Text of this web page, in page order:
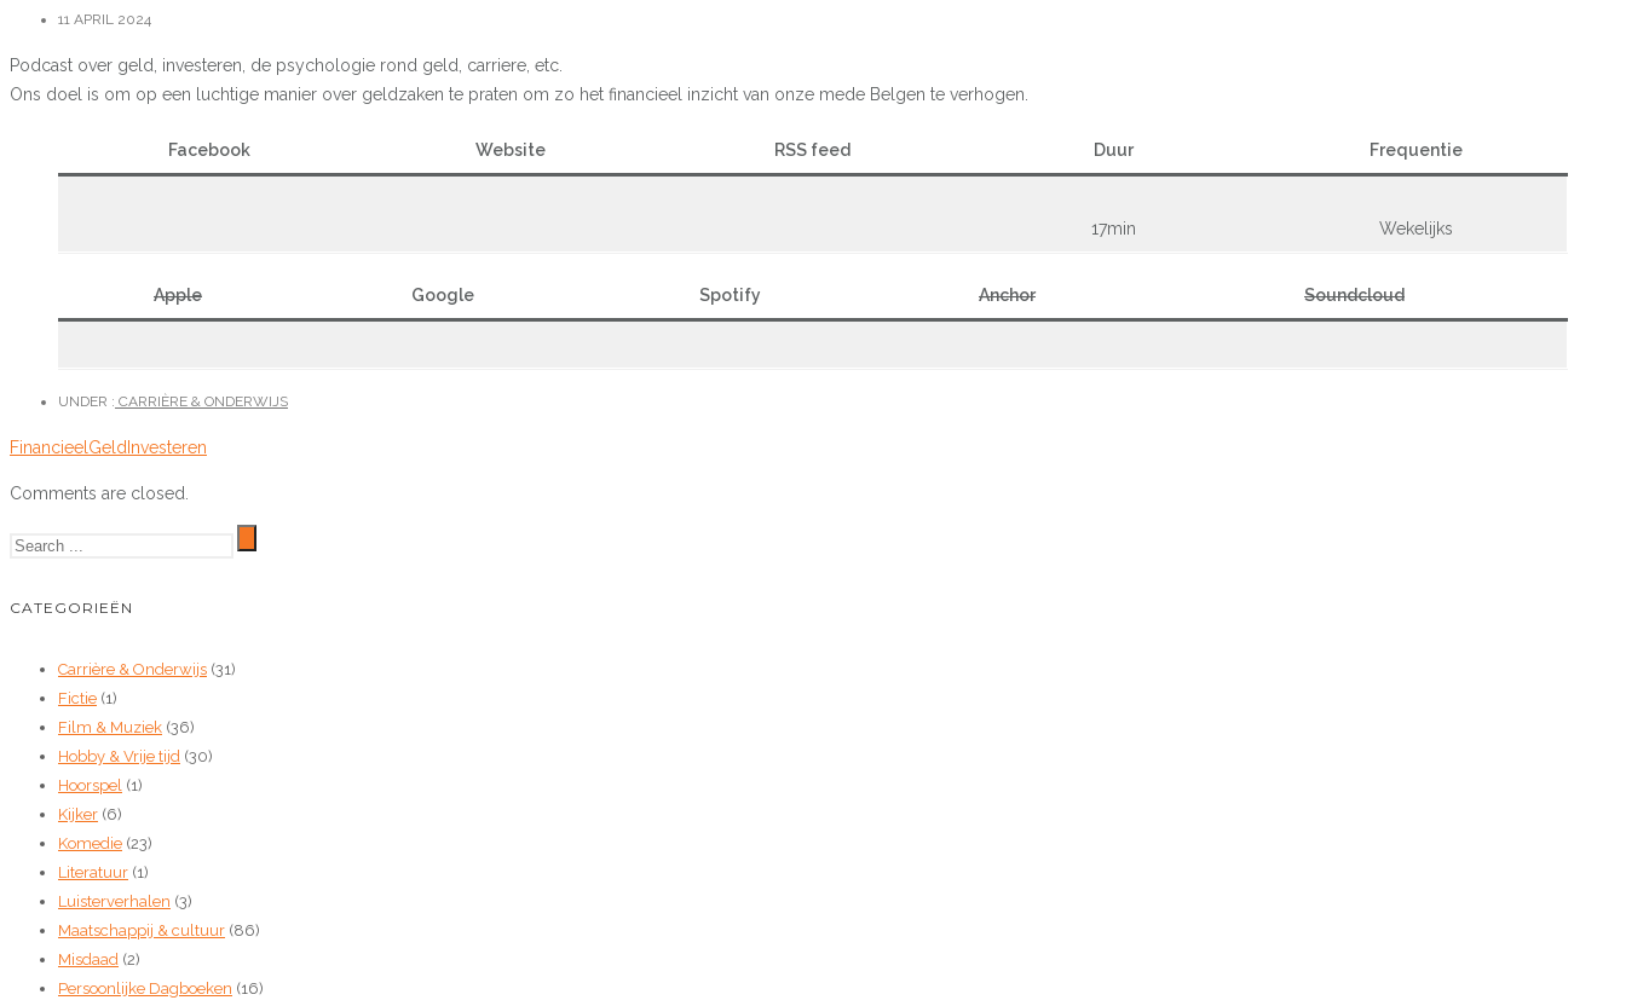
11 APRIL 2024
Podcast over geld, investeren, de psychologie rond geld, carriere, etc.
Ons doel is om op een luchtige manier over geldzaken te praten om zo het financieel inzicht van onze mede Belgen te verhogen.
Facebook Website RSS feed Duur Frequentie
17min Wekelijks
Apple Google Spotify Anchor Soundcloud
UNDER : CARRIÈRE & ONDERWIJS
FinancieelGeldInvesteren
Comments are closed.
CATEGORIEËN
Carrière & Onderwijs (31)
Fictie (1)
Film & Muziek (36)
Hobby & Vrije tijd (30)
Hoorspel (1)
Kijker (6)
Komedie (23)
Literatuur (1)
Luisterverhalen (3)
Maatschappij & cultuur (86)
Misdaad (2)
Persoonlijke Dagboeken (16)